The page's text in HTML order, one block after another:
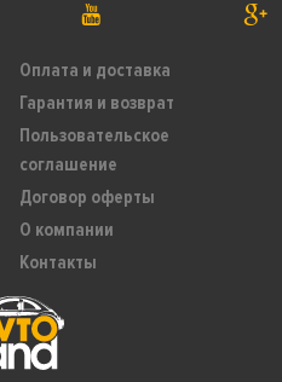
Оплата и доставка
Гарантия и возврат
Пользовательское
соглашение
Договор оферты
О компании
Контакты